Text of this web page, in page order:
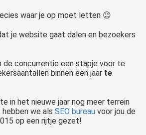
waar je op moet letten 😉
je website gaat dalen en bezoekers
de concurrentie een stapje voor te
binnen een jaar te
in het nieuwe jaar nog meer terrein
hebben we als SEO bureau voor jou de
op een rijtje gezet!